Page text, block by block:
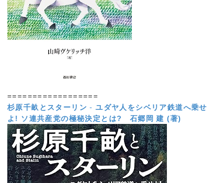
==================
杉原千畝とスターリン -ユダヤ人をシベリア鉄道へ乗せ
よ! ソ連共産党の極秘決定とは?
石郷岡 建 (著)